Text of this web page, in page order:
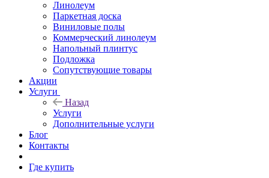
Линолеум
Паркетная доска
Виниловые полы
Коммерческий линолеум
Напольный плинтус
Подложка
Сопутствующие товары
Акции
Услуги
Назад
Услуги
Дополнительные услуги
Блог
Контакты
Где купить